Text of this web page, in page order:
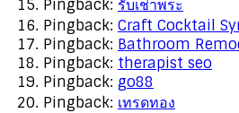
Pingback: รับเช่าพระ
Pingback: Craft Cocktail
Pingback: Bathroom
Pingback: therapist seo
Pingback: go88
Pingback: เทรดทอง